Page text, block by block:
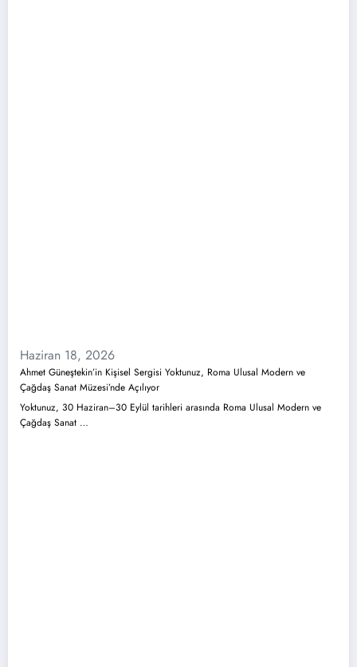
Haziran 18, 2026
Ahmet Güneştekin’in Kişisel Sergisi Yoktunuz, Roma Ulusal Modern ve
Çağdaş Sanat Müzesi’nde Açılıyor
Yoktunuz, 30 Haziran–30 Eylül tarihleri arasında Roma Ulusal Modern ve
Çağdaş Sanat …